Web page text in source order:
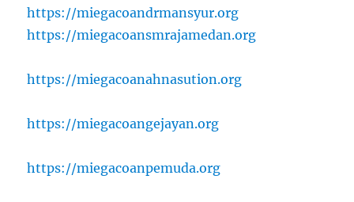
https://miegacoandrmansyur.org
https://miegacoansmrajamedan.org
https://miegacoanahnasution.org
https://miegacoangejayan.org
https://miegacoanpemuda.org